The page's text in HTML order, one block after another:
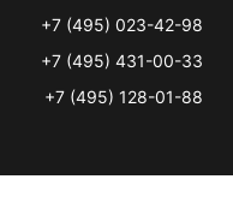
+7 (495) 023-42-98
+7 (495) 431-00-33
+7 (495) 128-01-88